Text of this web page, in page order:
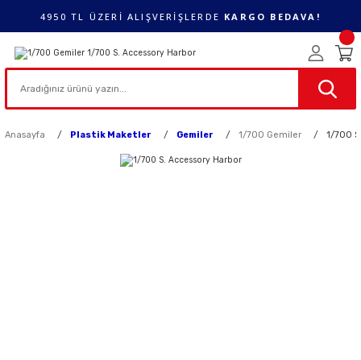
4950 TL ÜZERİ ALIŞVERİŞLERDE KARGO BEDAVA!
Anasayfa Plastik Maketler Gemiler 1/700 Gemiler 1/700